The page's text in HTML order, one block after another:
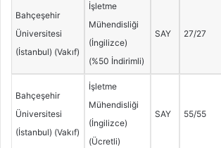
Bahçeşehir
Üniversitesi
(İstanbul) (Vakıf)
İşletme
Mühendisliği
(İngilizce)
(%50 İndirimli)
SAY 27/27
Bahçeşehir
Üniversitesi
(İstanbul) (Vakıf)
İşletme
Mühendisliği
(İngilizce)
(Ücretli)
SAY 55/55